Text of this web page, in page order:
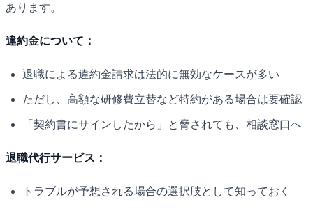
あります。
違約金について：
退職による違約金請求は法的に無効なケースが多い
ただし、高額な研修費立替など特約がある場合は要確認
「契約書にサインしたから」と脅されても、相談窓口へ
退職代行サービス：
トラブルが予想される場合の選択肢として知っておく